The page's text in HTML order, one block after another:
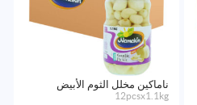
ناماكين مخلل الثوم الأبيض
12pcsx1.1kg